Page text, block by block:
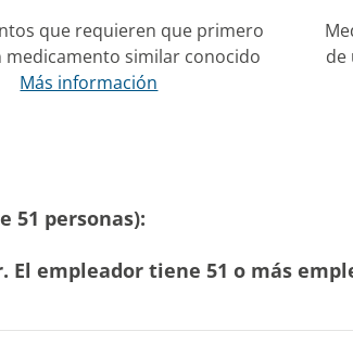
que requieren que primero
medicamento similar conocido
Más información
de
51 personas):
empleador tiene 51 o más